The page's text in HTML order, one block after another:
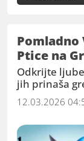
Pomladno
Ptice na
Odkrijte
jih prinaša
12.03.2026